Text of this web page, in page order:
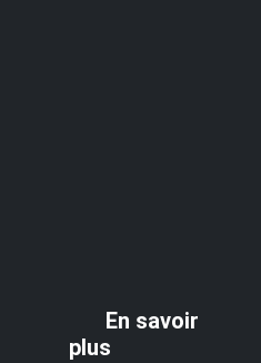
En savoir
plus